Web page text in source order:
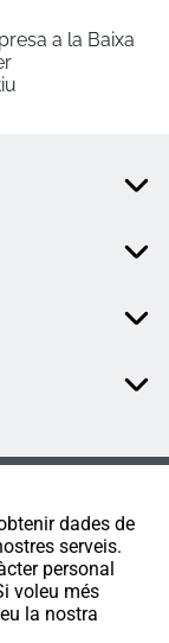
dades de
serveis.
personal
voleu més
la nostra